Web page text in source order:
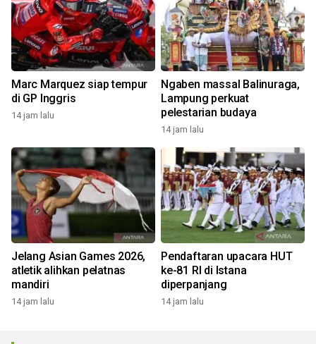
Marc Marquez siap tempur
di GP Inggris
14 jam lalu
Ngaben massal Balinuraga,
Lampung perkuat
pelestarian budaya
14 jam lalu
Jelang Asian Games 2026,
atletik alihkan pelatnas
mandiri
14 jam lalu
Pendaftaran upacara HUT
ke-81 RI di Istana
diperpanjang
14 jam lalu